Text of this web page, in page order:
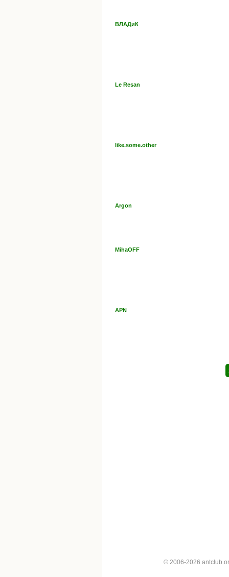
ВЛАДиК
Le Resan
like.some.other
Argon
MihaOFF
APN
© 2006-2026